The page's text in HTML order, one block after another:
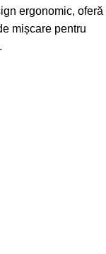
ergonomic, oferă
mișcare pentru